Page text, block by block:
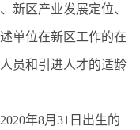
新区产业发展定位、
单位在新区工作的在
员和引进人才的适龄
年8月31日出生的